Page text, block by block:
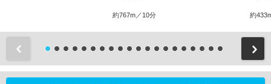
約767m／10分 約